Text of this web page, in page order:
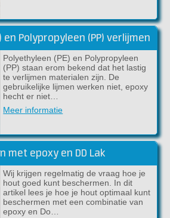
en Polypropyleen (PP) verlijmen
Polyethyleen (PE) en Polypropyleen
(PP) staan erom bekend dat het lastig
te verlijmen materialen zijn. De
gebruikelijke lijmen werken niet, epoxy
hecht er niet…
Meer informatie
met epoxy en DD Lak
Wij krijgen regelmatig de vraag hoe je
hout goed kunt beschermen. In dit
artikel lees je hoe je hout optimaal kunt
beschermen met een combinatie van
epoxy en Do…